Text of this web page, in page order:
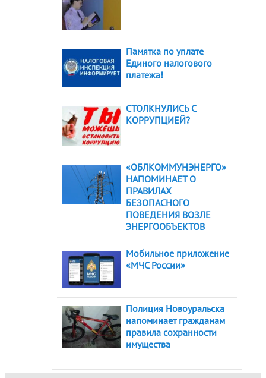
Памятка по уплате
Единого налогового
платежа!
СТОЛКНУЛИСЬ С
КОРРУПЦИЕЙ?
«ОБЛКОММУНЭНЕРГО»
НАПОМИНАЕТ О
ПРАВИЛАХ
БЕЗОПАСНОГО
ПОВЕДЕНИЯ ВОЗЛЕ
ЭНЕРГООБЪЕКТОВ
Мобильное приложение
«МЧС России»
Полиция Новоуральска
напоминает гражданам
правила сохранности
имущества